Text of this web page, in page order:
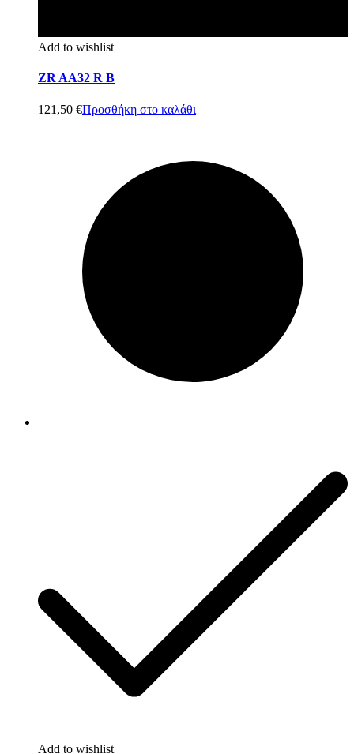
Add to wishlist
ZR AA32 R B
121,50 €Προσθήκη στο καλάθι
Add to wishlist